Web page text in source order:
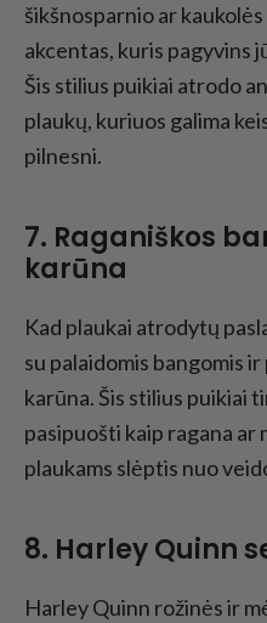
šikšnosparnio ar
akcentas, kuris pagyvins
Šis stilius puikiai atrodo
plaukų, kuriuos galima
pilnesni.
7. Raganiškos
karūna
Kad plaukai atrodytų
su palaidomis bangomis
karūna. Šis stilius puikiai
pasipuošti kaip ragana ar
plaukams slėptis nuo
8. Harley Quinn
Harley Quinn rožinės ir